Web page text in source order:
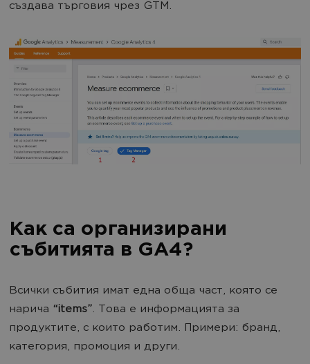
създава търговия чрез GTM.
Как са организирани
събитията в GA4?
Всички събития имат една обща част, която се
нарича “items”. Това е информацията за
продуктите, с които работим. Примери: бранд,
категория, промоция и други.